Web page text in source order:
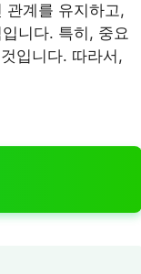
관계를 유지하고,
니다. 특히, 중요
입니다. 따라서,